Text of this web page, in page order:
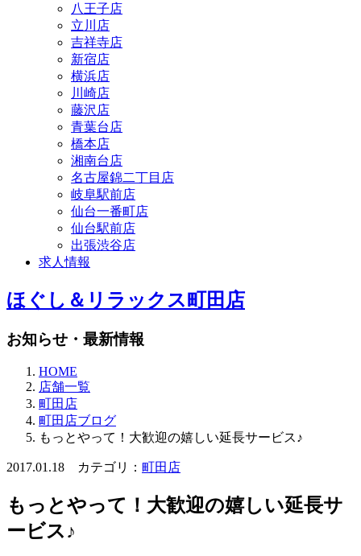
八王子店
立川店
吉祥寺店
新宿店
横浜店
川崎店
藤沢店
青葉台店
橋本店
湘南台店
名古屋錦二丁目店
岐阜駅前店
仙台一番町店
仙台駅前店
出張渋谷店
求人情報
ほぐし＆リラックス町田店
お知らせ・最新情報
HOME
店舗一覧
町田店
町田店ブログ
もっとやって！大歓迎の嬉しい延長サービス♪
2017.01.18 カテゴリ： 町田店
もっとやって！大歓迎の嬉しい延長サ
ービス♪